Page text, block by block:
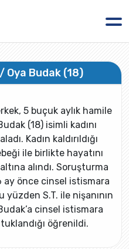
Oya Budak (18)
5 buçuk aylık hamile
(18) isimli kadını
Kadın kaldırıldığı
ile birlikte hayatını
alındı. Soruşturma
ay önce cinsel istismara
yüzden S.T. ile nişanının
cinsel istismara
öğrenildi.